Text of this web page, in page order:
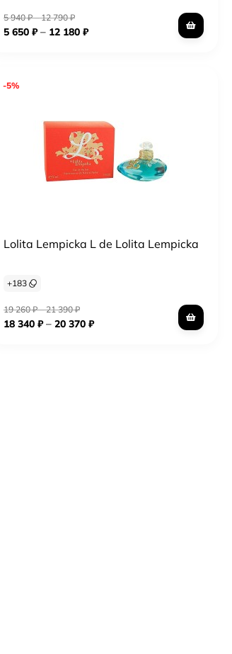
5 940₽–12 790₽
5 650₽– 12 180₽
-5%
Lolita Lempicka L de Lolita Lempicka
+183
19 260₽–21 390₽
18 340₽–20 370₽